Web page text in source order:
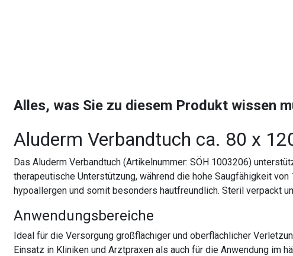
Alles, was Sie zu diesem Produkt wissen
Aluderm Verbandtuch ca. 80 x
Das Aluderm Verbandtuch (Artikelnummer: SÖH 1003206)
therapeutische Unterstützung, während die hohe Saugfähigkeit
hypoallergen und somit besonders hautfreundlich. Steril verpackt
Anwendungsbereiche
Ideal für die Versorgung großflächiger und oberflächlicher
Einsatz in Kliniken und Arztpraxen als auch für die Anwendung im